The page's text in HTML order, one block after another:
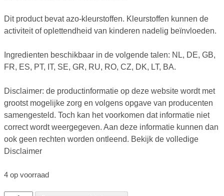
Dit product bevat azo-kleurstoffen. Kleurstoffen kunnen de
activiteit of oplettendheid van kinderen nadelig beïnvloeden.
Ingredienten beschikbaar in de volgende talen: NL, DE, GB,
FR, ES, PT, IT, SE, GR, RU, RO, CZ, DK, LT, BA.
Disclaimer: de productinformatie op deze website wordt met
grootst mogelijke zorg en volgens opgave van producenten
samengesteld. Toch kan het voorkomen dat informatie niet
correct wordt weergegeven. Aan deze informatie kunnen dan
ook geen rechten worden ontleend. Bekijk de volledige
Disclaimer
4 op voorraad